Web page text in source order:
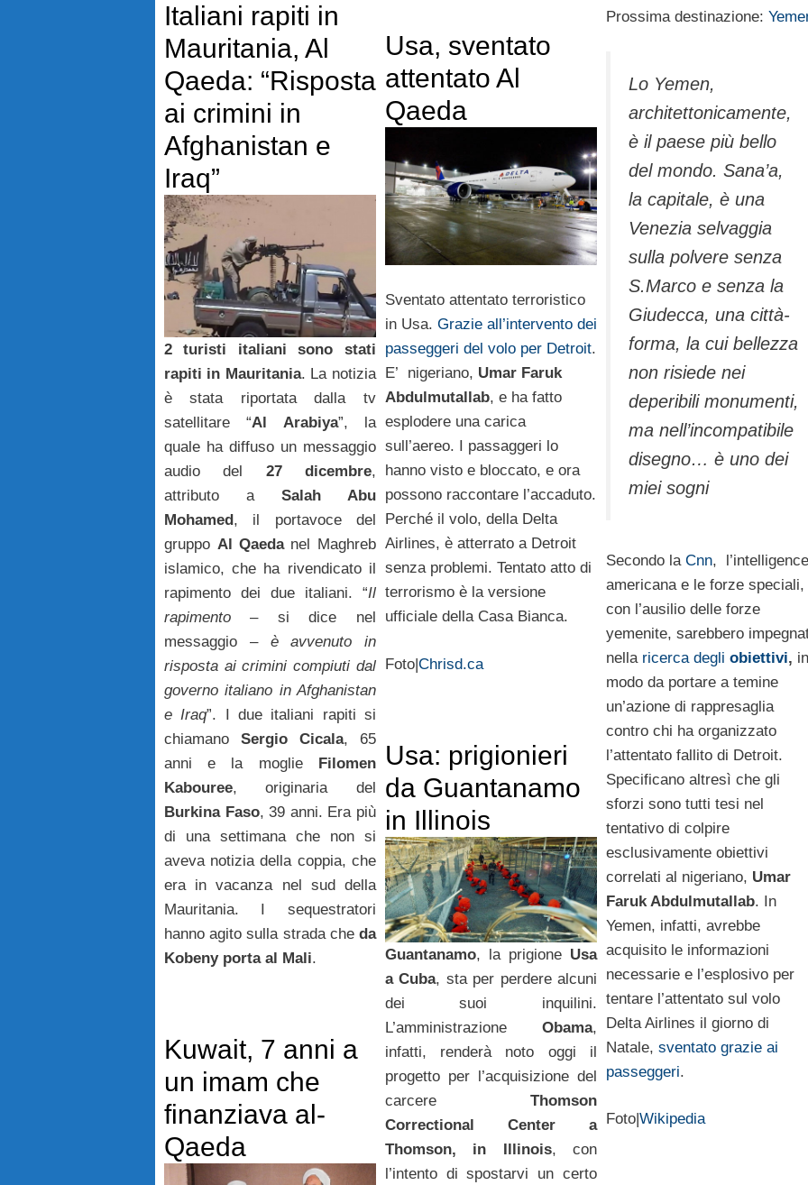
Prossima destinazione:
Lo Yemen,
architettonicamente,
è il paese più bello
del mondo. Sana’a,
la capitale, è una
Venezia selvaggia
sulla polvere senza
S.Marco e senza la
Giudecca, una città-
forma, la cui bellezza
non risiede nei
deperibili monumenti,
ma nell’incompatibile
disegno… è uno dei
miei sogni
Secondo la Cnn, l’intelligence
americana e le forze speciali,
con l’ausilio delle forze
yemenite, sarebbero
nella ricerca degli obiettivi, in
modo da portare a temine
un’azione di rappresaglia
contro chi ha organizzato
l’attentato fallito di Detroit.
Specificano altresì che gli
sforzi sono tutti tesi nel
tentativo di colpire
esclusivamente obiettivi
correlati al nigeriano, Umar
Faruk Abdulmutallab. In
Yemen, infatti, avrebbe
acquisito le informazioni
necessarie e l’esplosivo per
tentare l’attentato sul volo
Delta Airlines il giorno di
Natale, sventato grazie ai
passeggeri.
Foto|Wikipedia
Italiani rapiti in
Mauritania, Al
Qaeda: “Risposta
ai crimini in
Afghanistan e
Iraq”
2 turisti italiani sono stati
rapiti in Mauritania. La notizia
è stata riportata dalla tv
satellitare “Al Arabiya”, la
quale ha diffuso un messaggio
audio del 27 dicembre,
attributo a Salah Abu
Mohamed, il portavoce del
gruppo Al Qaedanel Maghreb
islamico, che ha rivendicato il
rapimento dei due italiani. “Il
rapimento – si dice nel
messaggio – è avvenuto in
risposta ai crimini compiuti dal
governo italiano in Afghanistan
e Iraq”. I due italiani rapiti si
chiamano Sergio Cicala, 65
anni e la moglie Filomen
Kabouree, originaria del
Burkina Faso, 39 anni. Era più
di una settimana che non si
aveva notizia della coppia, che
era in vacanza nel sud della
Mauritania. I sequestratori
hanno agito sulla strada cheda
Kobeny porta al Mali.
Usa, sventato
attentato Al
Qaeda
Sventato attentato terroristico
in Usa. Grazie all’intervento dei
passeggeri del volo per Detroit.
E’ nigeriano, Umar Faruk
Abdulmutallab, e ha fatto
esplodere una carica
sull’aereo. I passaggeri lo
hanno visto e bloccato, e ora
possono raccontare l’accaduto.
Perché il volo, della Delta
Airlines, è atterrato a Detroit
senza problemi. Tentato atto di
terrorismo è la versione
ufficiale della Casa Bianca.
Foto|Chrisd.ca
Usa: prigionieri
da Guantanamo
in Illinois
Guantanamo, la prigione Usa
a Cuba, sta per perdere alcuni
dei suoi inquilini.
L’amministrazione Obama,
infatti, renderà noto oggi il
progetto per l’acquisizione del
carcere Thomson
Correctional Center a
Thomson, in
Illinois, con
l’intento di spostarvi un certo
Kuwait, 7 anni a
un imam che
finanziava al-
Qaeda